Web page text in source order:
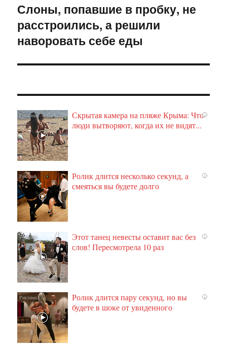
Следующая
запись:
Слоны, попавшие в пробку, не
расстроились, а решили
наворовать себе еды
i
Скрытая камера на пляже Крыма: Что
люди вытворяют, когда их не видят...
i
Ролик длится несколько секунд, а
смеяться вы будете долго
i
Этот танец невесты оставит вас без
слов! Пересмотрела 10 раз
i
Ролик длится пару секунд, но вы
будете в шоке от увиденного